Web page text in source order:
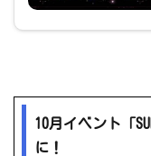
10月イベント「
に！